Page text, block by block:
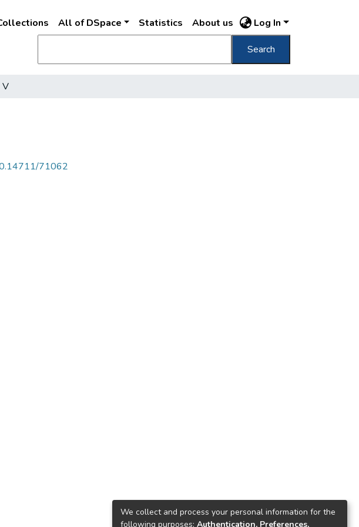
All of DSpace Statistics About us Log In
Search
V
71062
We collect and process your personal information for the
following purposes: Authentication, Preferences,